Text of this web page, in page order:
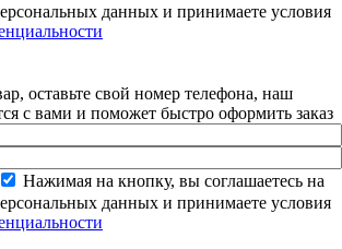
данных и принимаете условия
оставьте свой номер телефона, наш
с вами и поможет быстро оформить заказ
Нажимая на кнопку, вы соглашаетесь на
данных и принимаете условия